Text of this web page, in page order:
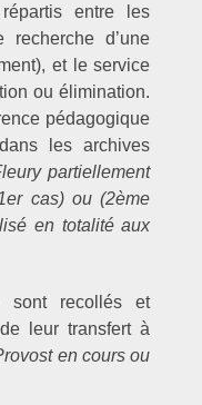
entre les
recherche d’une
et le service
ou élimination.
pédagogique
les archives
partiellement
cas) ou (2ème
en totalité aux
sont recollés et
leur transfert à
en cours ou